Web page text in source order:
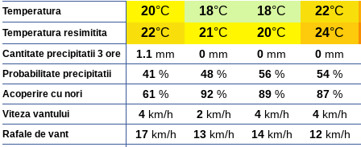
Temperatura 20°C 18°C 18°C 22°C
Temperatura resimitita 22°C 21°C 20°C 24°C
Cantitate precipitatii 3 ore 1.1 mm 0 mm 0 mm 0 mm
Probabilitate precipitatii 41 % 48 % 56 % 54 %
Acoperire cu nori 61 % 92 % 89 % 87 %
Viteza vantului 4km/h 2km/h 4km/h 4km/h
Rafale de vant 17km/h 13km/h 14km/h 12km/h